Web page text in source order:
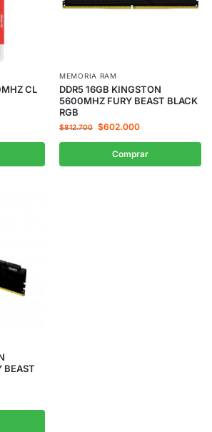
CL
MEMORIA RAM
DDR5 16GB KINGSTON
5600MHZ FURY BEAST BLACK
RGB
$812.700 $602.000
Comprar
BEAST